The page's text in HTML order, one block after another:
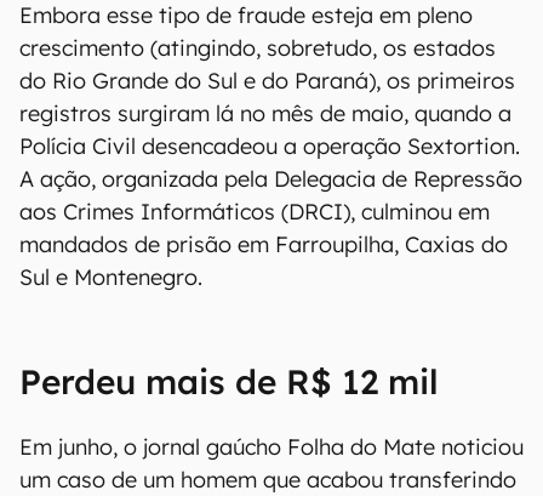
Embora esse tipo de fraude esteja em pleno
crescimento (atingindo, sobretudo, os estados
do Rio Grande do Sul e do Paraná), os primeiros
registros surgiram lá no mês de maio, quando a
Polícia Civil desencadeou a operação Sextortion.
A ação, organizada pela Delegacia de Repressão
aos Crimes Informáticos (DRCI), culminou em
mandados de prisão em Farroupilha, Caxias do
Sul e Montenegro.
Perdeu mais de R$ 12 mil
Em junho, o jornal gaúcho Folha do Mate noticiou
um caso de um homem que acabou transferindo